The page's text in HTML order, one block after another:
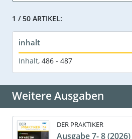
1 / 50 ARTIKEL:
inhalt
Inhalt, 486 - 487
Weitere Ausgaben
DER PRAKTIKER
Ausgabe 7- 8 (2026)